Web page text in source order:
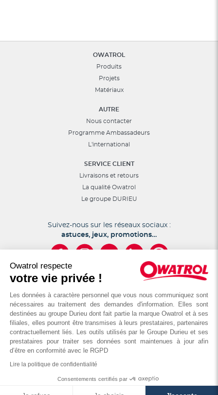
Owatrol respecte
votre vie privée !
Les données à caractère personnel que vous nous communiquez sont
nécessaires au traitement des demandes d'information. Elles sont
destinées au groupe Durieu dont fait partie la marque Owatrol et à ses
filiales, elles pourront être transmises à leurs prestataires, partenaires
contractuellement liés. Les outils utilisés par le Groupe Durieu et ses
prestataires pour traiter ses données sont maintenues à jour afin
d’être en conformité avec le RGPD
Lire la politique de confidentialité
Consentements certifiés par
OWATROL
Produits
Projets
Matériaux
AUTRE
Nous contacter
Programme Ambassadeurs
L'international
SERVICE CLIENT
Livraisons et retours
La qualité Owatrol
Le groupe DURIEU
Suivez-nous sur les réseaux sociaux :
astuces, jeux, promotions…
© OWATROL - Groupe DURIEU
Mentions légales Cookies et vie privée